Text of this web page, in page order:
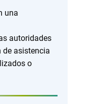
una
autoridades
de asistencia
o